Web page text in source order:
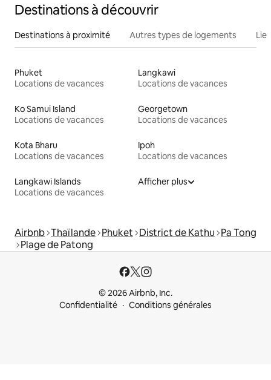
Destinations à découvrir
Destinations à proximité Autres types de logements
Phuket
Locations de vacances
Langkawi
Locations de vacances
Ko Samui Island
Locations de vacances
Georgetown
Locations de vacances
Kota Bharu
Locations de vacances
Ipoh
Locations de vacances
Langkawi Islands
Locations de vacances
Afficher plus
Airbnb Thaïlande Phuket District de Kathu Pa Tong
Plage de Patong
© 2026 Airbnb, Inc.
Confidentialité
Conditions générales